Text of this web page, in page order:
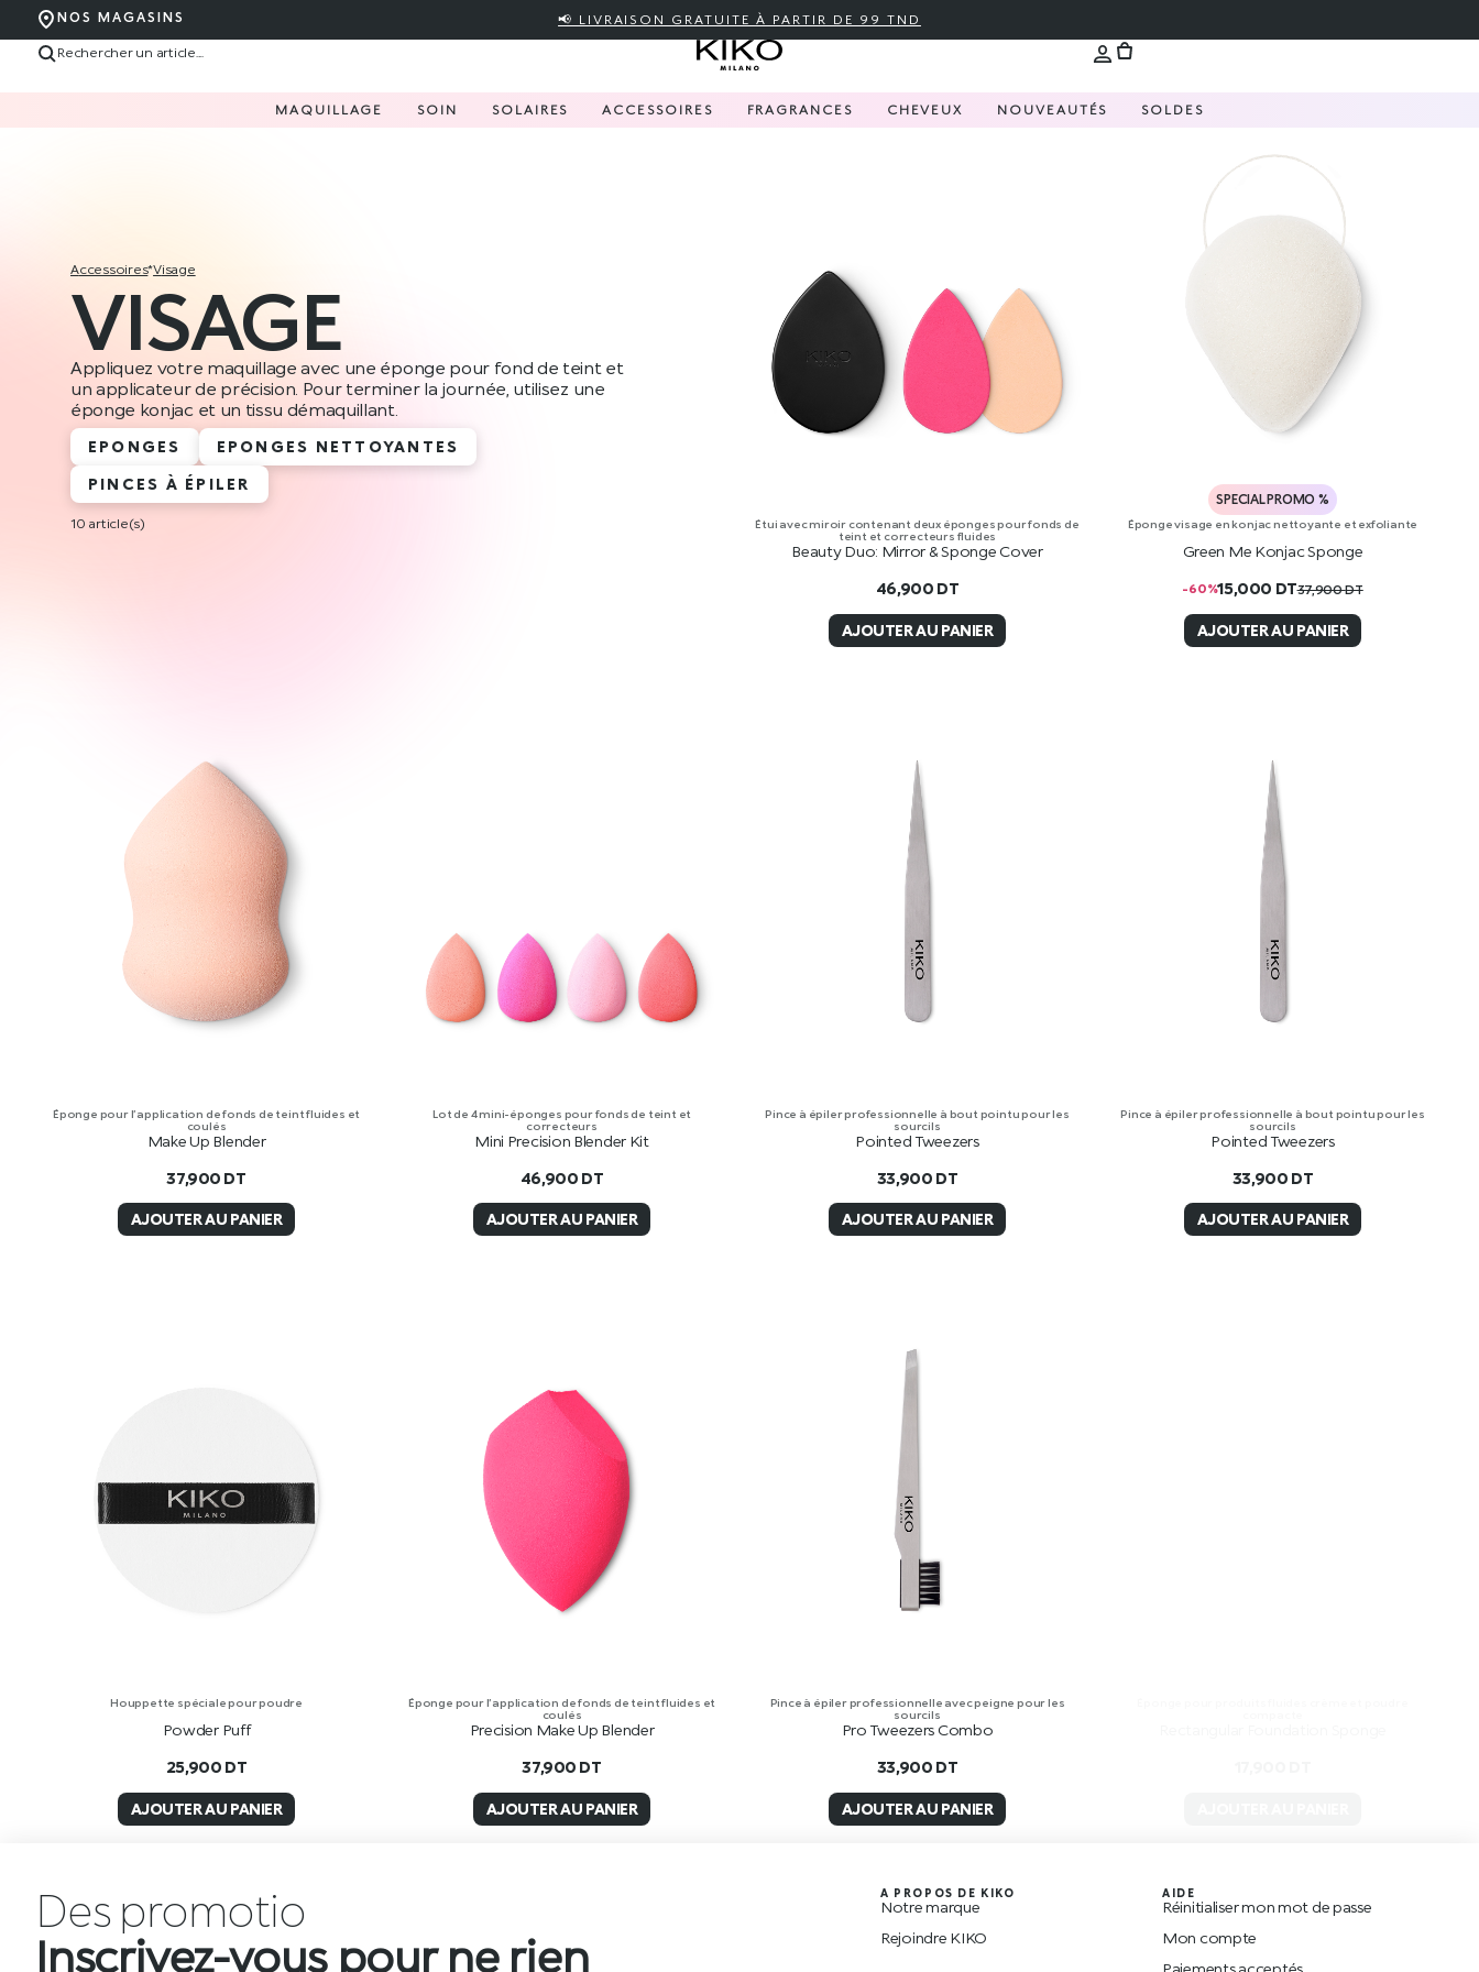
NOS MAGASINS 📢 LIVRAISON GRATUITE À PARTIR DE 99 TND
MAQUILLAGE SOIN SOLAIRES ACCESSOIRES FRAGRANCES CHEVEUX NOUVEAUTÉS SOLDES
accessoires* visage
VISAGE
Appliquez votre maquillage avec une éponge pour fond de teint et
un applicateur de précision. Pour terminer la journée, utilisez une
éponge konjac et un tissu démaquillant.
EPONGES
EPONGES NETTOYANTES
PINCES À ÉPILER
10 article(s)
Étui avec miroir contenant deux éponges pour fonds de
teint et correcteurs fluides
Beauty Duo: Mirror & Sponge Cover
46,900 DT
AJOUTER AU PANIER
SPECIAL PROMO %
Éponge visage en konjac nettoyante et exfoliante
Green Me Konjac Sponge
-60%15,000 DT37,900DT
AJOUTER AU PANIER
Éponge pour l’application de fonds de teint fluides et
coulés
Make Up Blender
37,900 DT
AJOUTER AU PANIER
Lot de 4 mini-éponges pour fonds de teint et
correcteurs
Mini Precision Blender Kit
46,900 DT
AJOUTER AU PANIER
Pince à épiler professionnelle à bout pointu pour les
sourcils
Pointed Tweezers
33,900 DT
AJOUTER AU PANIER
Pince à épiler professionnelle à bout pointu pour les
sourcils
Pointed Tweezers
33,900 DT
AJOUTER AU PANIER
Houppette spéciale pour poudre
Powder Puff
25,900 DT
AJOUTER AU PANIER
Éponge pour l’application de fonds de teint fluides et
coulés
Precision Make Up Blender
37,900 DT
AJOUTER AU PANIER
Pince à épiler professionnelle avec peigne pour les
sourcils
Pro Tweezers Combo
33,900 DT
AJOUTER AU PANIER
Des promotio
Inscrivez-vous pour ne rien
A PROPOS DE KIKO
Notre marque
Rejoindre KIKO
AIDE
Réinitialiser mon mot de passe
Mon compte
Paiements acceptés